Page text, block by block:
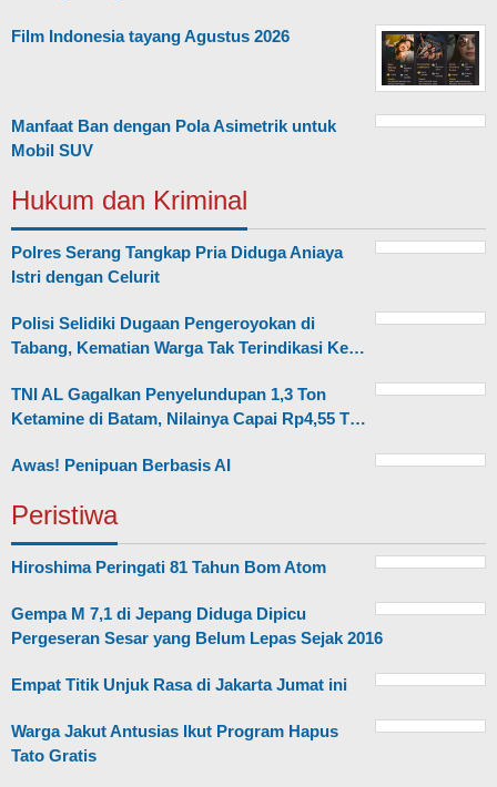
Film Indonesia tayang Agustus 2026
Manfaat Ban dengan Pola Asimetrik untuk
Mobil SUV
Hukum dan Kriminal
Polres Serang Tangkap Pria Diduga Aniaya
Istri dengan Celurit
Polisi Selidiki Dugaan Pengeroyokan di
Tabang, Kematian Warga Tak Terindikasi Ke…
TNI AL Gagalkan Penyelundupan 1,3 Ton
Ketamine di Batam, Nilainya Capai Rp4,55 T…
Awas! Penipuan Berbasis AI
Peristiwa
Hiroshima Peringati 81 Tahun Bom Atom
Gempa M 7,1 di Jepang Diduga Dipicu
Pergeseran Sesar yang Belum Lepas Sejak 2016
Empat Titik Unjuk Rasa di Jakarta Jumat ini
Warga Jakut Antusias Ikut Program Hapus
Tato Gratis